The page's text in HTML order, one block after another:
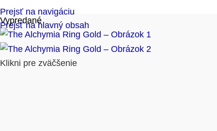
Prejsť na navigáciu
Prejsť na hlavný obsah
Vypredané
Klikni pre zväčšenie